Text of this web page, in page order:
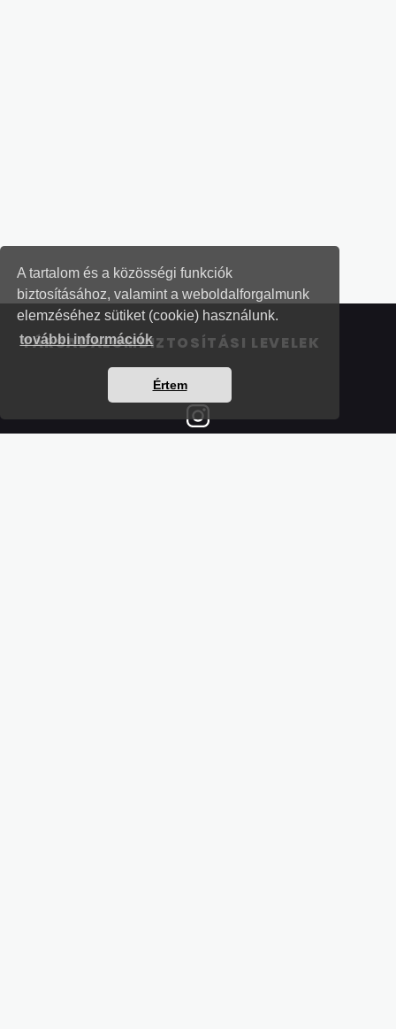
A tartalom és a közösségi funkciók
biztosításához, valamint a weboldalforgalmunk
elemzéséhez sütiket (cookie) használunk.
további információk
Értem
TÁRSADALOMBIZTOSÍTÁSI LEVELEK